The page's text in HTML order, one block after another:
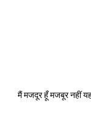
मैं मजदूर हूँ मजबूर नहीं